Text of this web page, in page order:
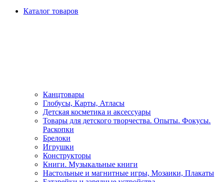
Каталог товаров
Канцтовары
Глобусы, Карты, Атласы
Детская косметика и аксессуары
Товары для детского творчества. Опыты. Фокусы.
Раскопки
Брелоки
Игрушки
Конструкторы
Книги. Музыкальные книги
Настольные и магнитные игры, Мозаики, Плакаты